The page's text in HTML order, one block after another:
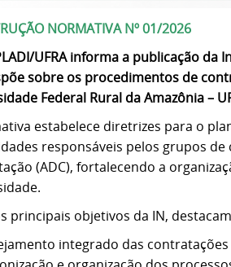
NORMATIVA Nº 01/2026
UFRA informa a publicação
sobre os procedimentos de
Federal Rural da Amazônia –
estabelece diretrizes para o
responsáveis pelos grupos
(ADC), fortalecendo a
principais objetivos da IN,
integrado das